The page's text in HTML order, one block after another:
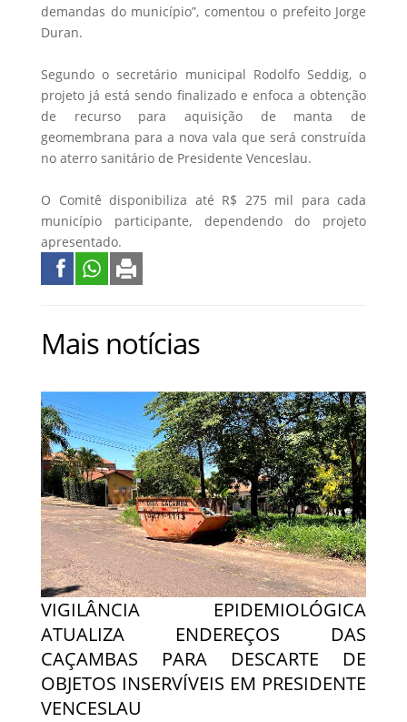
demandas do município”, comentou o prefeito Jorge
Duran.
Segundo o secretário municipal Rodolfo Seddig, o
projeto já está sendo finalizado e enfoca a obtenção
de recurso para aquisição de manta de
geomembrana para a nova vala que será construída
no aterro sanitário de Presidente Venceslau.
O Comitê disponibiliza até R$ 275 mil para cada
município participante, dependendo do projeto
apresentado.
Mais notícias
VIGILÂNCIA EPIDEMIOLÓGICA
ATUALIZA ENDEREÇOS DAS
CAÇAMBAS PARA DESCARTE DE
OBJETOS INSERVÍVEIS EM PRESIDENTE
VENCESLAU